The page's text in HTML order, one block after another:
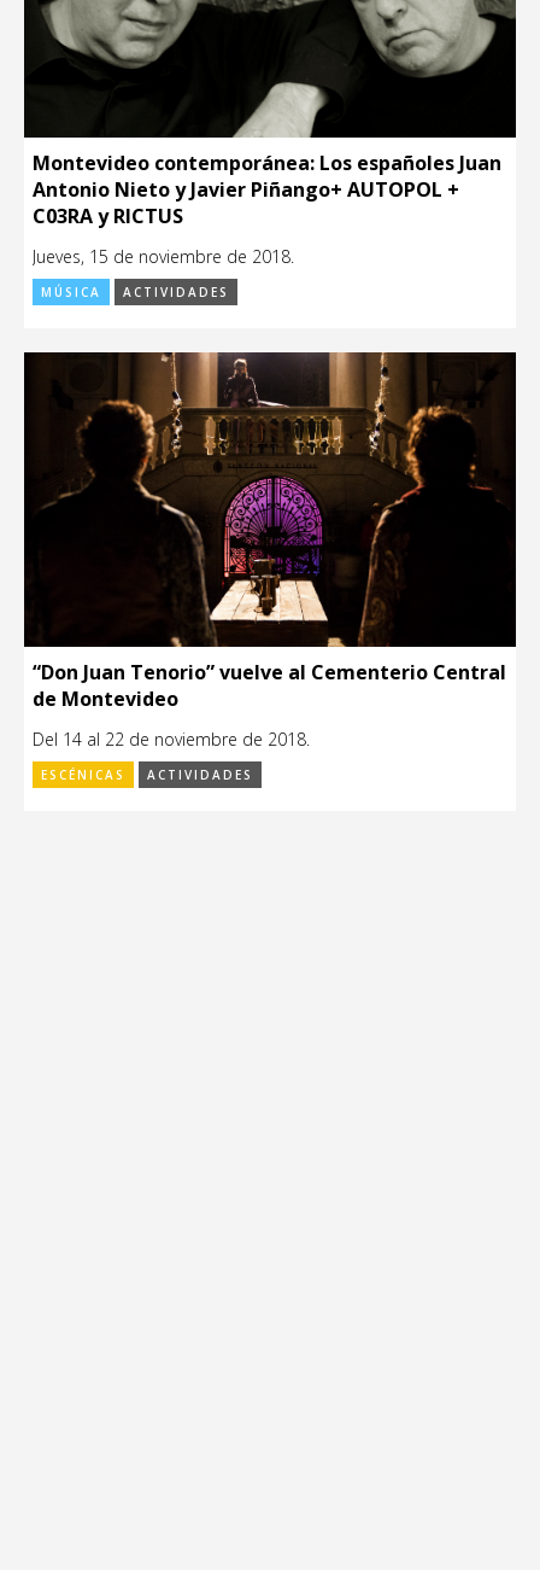
Montevideo contemporánea: Los españoles Juan
Antonio Nieto y Javier Piñango+ AUTOPOL +
C03RA y RICTUS
Jueves, 15 de noviembre de 2018.
MÚSICA ACTIVIDADES
“Don Juan Tenorio” vuelve al Cementerio Central
de Montevideo
Del 14 al 22 de noviembre de 2018.
ESCÉNICAS ACTIVIDADES